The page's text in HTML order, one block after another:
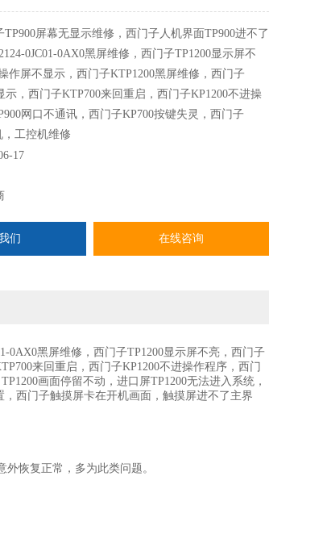
TP900屏幕无显示维修，西门子人机界面TP900进不了
0JC01-0AX0黑屏维修，西门子TP1200显示屏不
作屏不显示，西门子KTP1200黑屏维修，西门子
示，西门子KTP700来回重启，西门子KP1200不进操
网口不通讯，西门子KP700按键失灵，西门子
，工控机维修
17
们 在线咨询
0AX0黑屏维修，西门子TP1200显示屏不亮，西门子
来回重启，西门子KP1200不进操作程序，西门
画面停留不动，进口屏TP1200无法进入系统，
西门子触摸屏卡在开机画面，触摸屏进不了主界
恢复正常，多为此类问题。